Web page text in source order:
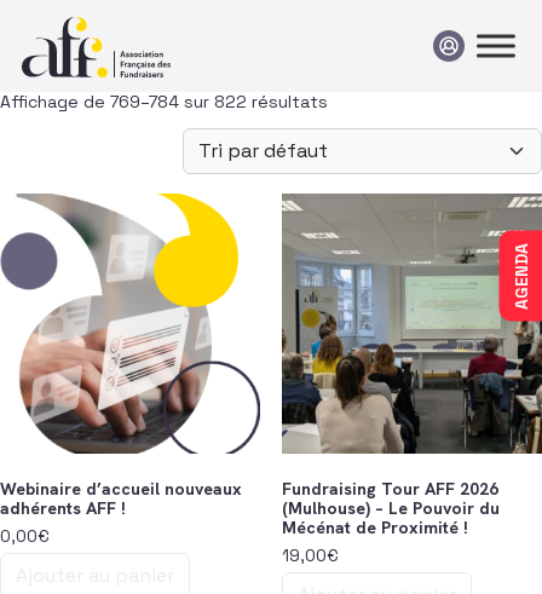
AGENDA
Affichage de 769–784 sur 822 résultats
Webinaire d’accueil nouveaux
adhérents AFF !
0,00€
Fundraising Tour AFF 2026
(Mulhouse) – Le Pouvoir du
Mécénat de Proximité !
19,00€